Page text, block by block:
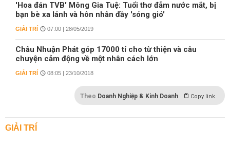
'Hoa đán TVB' Mông Gia Tuệ: Tuổi thơ đẫm nước mắt, bị
bạn bè xa lánh và hôn nhân đầy 'sóng gió'
GIẢI TRÍ 07:00 | 28/05/2019
Châu Nhuận Phát góp 17000 tỉ cho từ thiện và câu
chuyện cảm động về một nhân cách lớn
GIẢI TRÍ 08:05 | 23/10/2018
Theo Doanh Nghiệp & Kinh Doanh Copy link
GIẢI TRÍ